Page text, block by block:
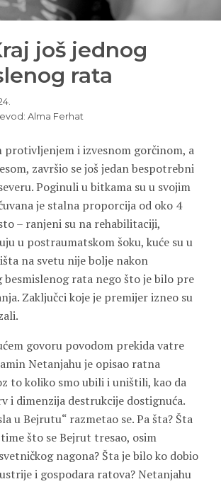
još jednog
rata
Alma Ferhat
protivljenjem i izvesnom gorčinom, a
završio se još jedan bespotrebni
Poginuli u bitkama su u svojim
je stalna proporcija od oko 4
– ranjeni su na rehabilitaciji,
u postraumatskom šoku, kuće su u
na svetu nije bolje nakon
besmislenog rata nego što je bilo pre
Zaključci koje je premijer izneo su
govoru povodom prekida vatre
Netanjahu je opisao ratna
to koliko smo ubili i uništili, kao da
i dimenzija destrukcije dostignuća.
u Bejrutu“ razmetao se. Pa šta? Šta
što se Bejrut tresao, osim
nagona? Šta je bilo ko dobio
i gospodara ratova? Netanjahu